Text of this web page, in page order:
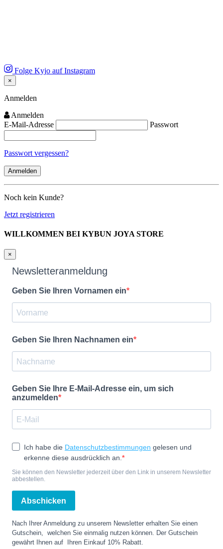
Folge Kyjo auf Instagram
×
Close
Anmelden
Anmelden
E-Mail-Adresse
Passwort
Passwort vergessen?
Noch kein Kunde?
Jetzt registrieren
WILLKOMMEN BEI KYBUN JOYA STORE
×
Newsletteranmeldung
Geben Sie Ihren Vornamen ein
Geben Sie Ihren Nachnamen ein
Geben Sie Ihre E-Mail-Adresse ein, um sich
anzumelden
Ich habe die Datenschutzbestimmungen gelesen und
erkenne diese ausdrücklich an.
Sie können den Newsletter jederzeit über den Link in unserem Newsletter
abbestellen.
Abschicken
Nach Ihrer Anmeldung zu unserem Newsletter erhalten Sie einen
Gutschein, welchen Sie einmalig nutzen können. Der Gutschein
gewährt Ihnen auf Ihren Einkauf 10% Rabatt.